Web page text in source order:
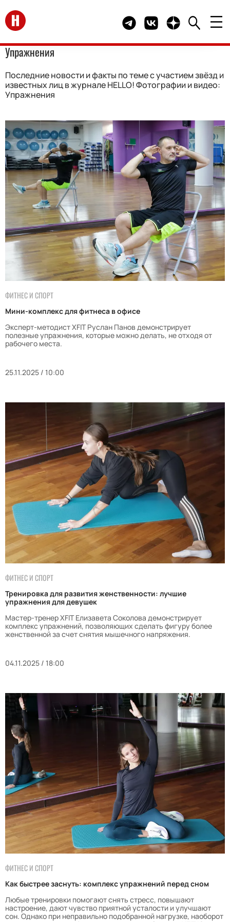
Перейти на главную Telegram канал HELLO
Группа HELLO
Канал HELLO в
Упражнения
Последние новости и факты по теме с участием звёзд и
известных лиц в журнале HELLO! Фотографии и видео:
Упражнения
ФИТНЕС И СПОРТ
Мини-комплекс для фитнеса в офисе
Эксперт-методист XFIT Руслан Панов демонстрирует
полезные упражнения, которые можно делать, не отходя от
рабочего места.
25.11.2025 / 10:00
ФИТНЕС И СПОРТ
Тренировка для развития женственности: лучшие
упражнения для девушек
Мастер-тренер XFIT Елизавета Соколова демонстрирует
комплекс упражнений, позволяющих сделать фигуру более
женственной за счет снятия мышечного напряжения.
04.11.2025 / 18:00
ФИТНЕС И СПОРТ
Как быстрее заснуть: комплекс упражнений перед сном
Любые тренировки помогают снять стресс, повышают
настроение, дают чувство приятной усталости и улучшают
сон. Однако при неправильно подобранной нагрузке, наоборот